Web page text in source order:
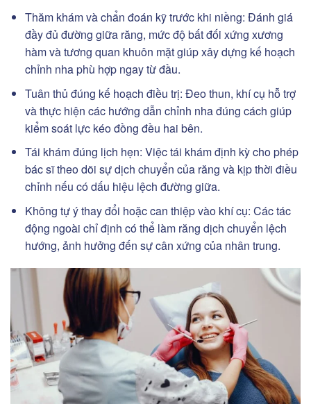
Thăm khám và chẩn đoán kỹ trước khi niềng: Đánh giá
đầy đủ đường giữa răng, mức độ bất đối xứng xương
hàm và tương quan khuôn mặt giúp xây dựng kế hoạch
chỉnh nha phù hợp ngay từ đầu.
Tuân thủ đúng kế hoạch điều trị: Đeo thun, khí cụ hỗ trợ
và thực hiện các hướng dẫn chỉnh nha đúng cách giúp
kiểm soát lực kéo đồng đều hai bên.
Tái khám đúng lịch hẹn: Việc tái khám định kỳ cho phép
bác sĩ theo dõi sự dịch chuyển của răng và kịp thời điều
chỉnh nếu có dấu hiệu lệch đường giữa.
Không tự ý thay đổi hoặc can thiệp vào khí cụ: Các tác
động ngoài chỉ định có thể làm răng dịch chuyển lệch
hướng, ảnh hưởng đến sự cân xứng của nhân trung.